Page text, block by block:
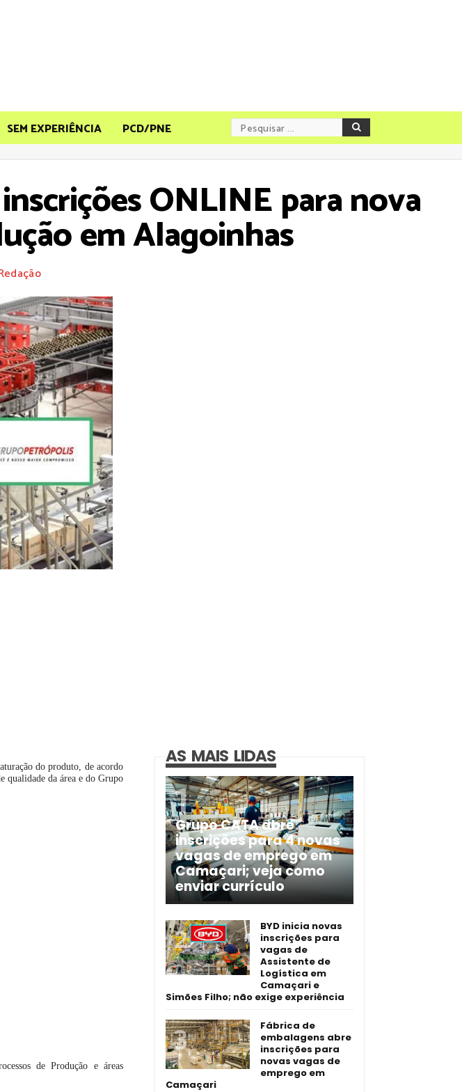
SEM EXPERIÊNCIA PCD/PNE
ONLINE para nova
em Alagoinhas
do produto, de acordo
qualidade da área e do Grupo
de Produção e áreas
AS MAIS LIDAS
Grupo CATA abre
inscrições para 4 novas
vagas de emprego em
Camaçari; veja como
enviar currículo
BYD inicia novas
inscrições para
vagas de
Assistente de
Logística em
Camaçari e
Simões Filho; não exige experiência
Fábrica de
embalagens abre
inscrições para
novas vagas de
emprego em
Camaçari